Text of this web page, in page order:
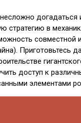
догадаться
стратегию в
совместной
Приготовьтесь
доступ к
элементами